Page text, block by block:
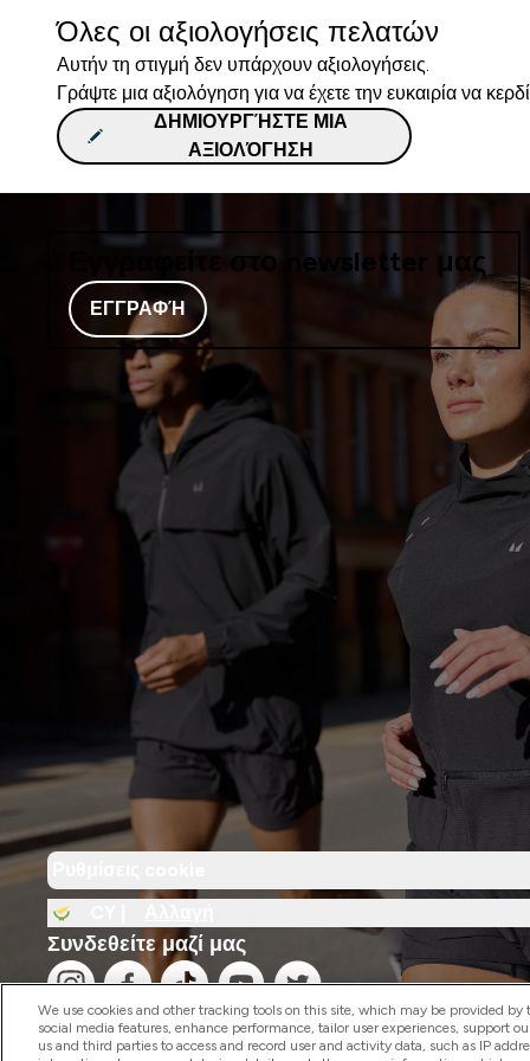
Όλες οι αξιολογήσεις πελατών
Αυτήν τη στιγμή δεν υπάρχουν αξιολογήσεις.
Γράψτε μια αξιολόγηση για να έχετε την ευκαιρία να
ΔΗΜΙΟΥΡΓΉΣΤΕ ΜΙΑ
ΑΞΙΟΛΌΓΗΣΗ
Εγγραφείτε στο newsletter μας
ΕΓΓΡΑΦΉ
Συνδεθείτε μαζί μας
We use cookies and other tracking tools on this site, which may be provided
social media features, enhance performance, tailor user experiences, support
us and third parties to access and record user and activity data, such as IP